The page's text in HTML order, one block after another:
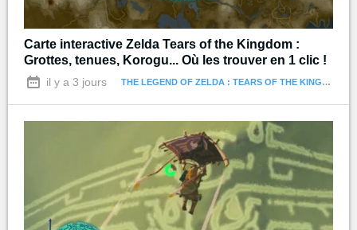
Carte interactive Zelda Tears of the Kingdom :
Grottes, tenues, Korogu... Où les trouver en 1 clic !
il y a 3 jours THE LEGEND OF ZELDA : TEARS OF THE KINGDOM